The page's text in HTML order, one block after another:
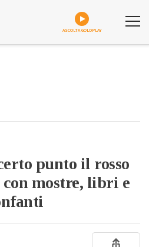
ASCOLTA GOLDPLAY
punto il rosso
mostre, libri e